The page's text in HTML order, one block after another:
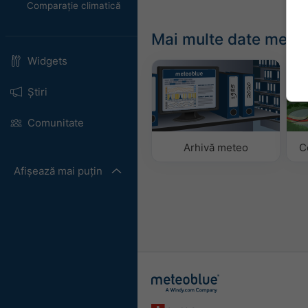
Comparație climatică
Widgets
Știri
Comunitate
Afișează mai puțin
Mai multe date meteo
Arhivă meteo